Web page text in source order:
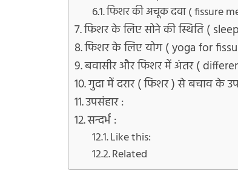
फिशर की अचूक दवा ( fissure
फिशर के लिए सोने की स्थिति (
फिशर के लिए योग ( yoga for
बवासीर और फिशर में अंतर (
गुदा में दरार ( फिशर ) से बचाव के
उपसंहार :
सन्दर्भ :
Like this:
Related